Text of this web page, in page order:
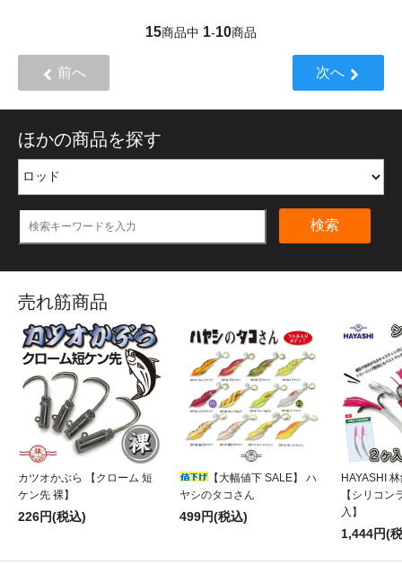
15商品中 1-10商品
前へ 次へ
ほかの商品を探す
検索
売れ筋商品
カツオかぶら 【クローム 短
ケン先 裸】
226円(税込)
【大幅値下 SALE】 ハ
ヤシのタコさん
499円(税込)
HAYASHI
【シリコン
入】
1,444円(